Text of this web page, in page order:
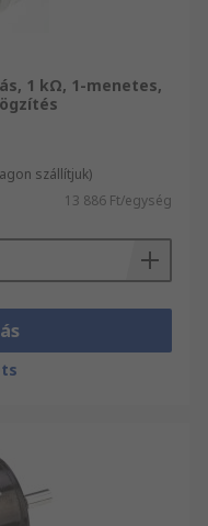
1 kΩ, 1-menetes,
szállítjuk)
13 886 Ft/egység